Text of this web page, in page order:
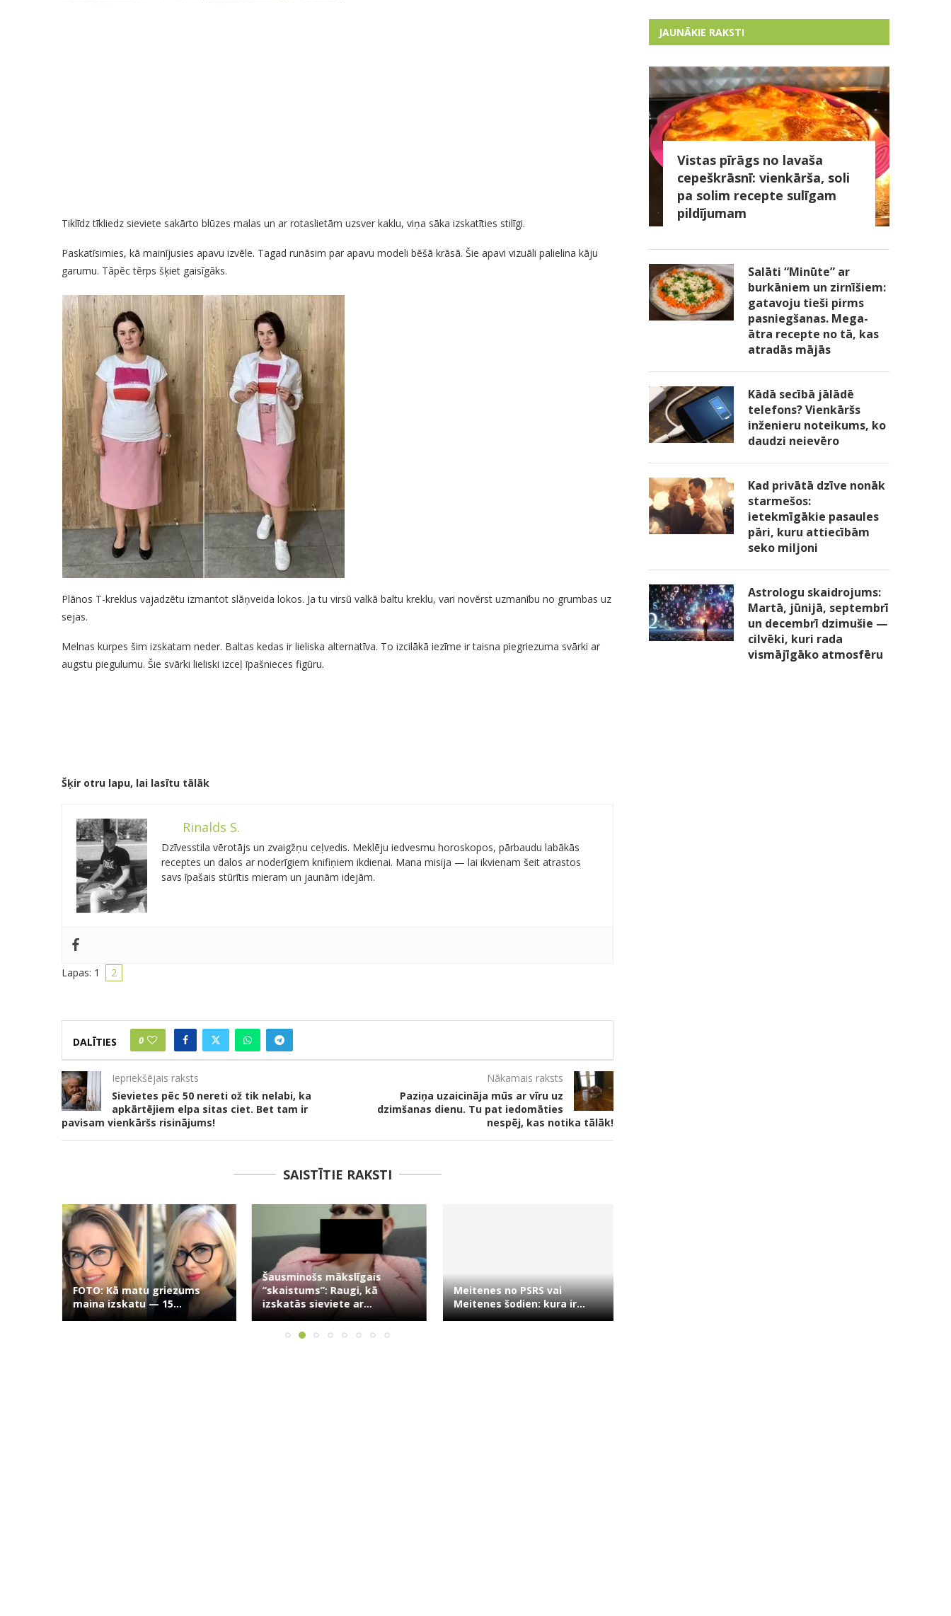
Tiklīdz tīkliedz sieviete sakārto blūzes malas un ar rotaslietām uzsver kaklu, viņa sāka izskatīties stilīgi.
Paskatīsimies, kā mainījusies apavu izvēle. Tagad runāsim par apavu modeli bēšā krāsā. Šie apavi vizuāli palielina kāju
garumu. Tāpēc tērps šķiet gaisīgāks.
Plānos T-kreklus vajadzētu izmantot slāņveida lokos. Ja tu virsū valkā baltu kreklu, vari novērst uzmanību no grumbas uz
sejas.
Melnas kurpes šim izskatam neder. Baltas kedas ir lieliska alternatīva. To izcilākā iezīme ir taisna piegriezuma svārki ar
augstu piegulumu. Šie svārki lieliski izceļ īpašnieces figūru.
Šķir otru lapu, lai lasītu tālāk
Rinalds S.
Dzīvesstila vērotājs un zvaigžņu ceļvedis. Meklēju iedvesmu horoskopos, pārbaudu labākās
receptes un dalos ar noderīgiem knifiņiem ikdienai. Mana misija — lai ikvienam šeit atrastos
savs īpašais stūrītis mieram un jaunām idejām.
Lapas: 1 2
DALĪTIES 0
Iepriekšējais raksts
Sievietes pēc 50 nereti ož tik nelabi, ka
apkārtējiem elpa sitas ciet. Bet tam ir
pavisam vienkāršs risinājums!
Nākamais raksts
Paziņa uzaicināja mūs ar vīru uz
dzimšanas dienu. Tu pat iedomāties
nespēj, kas notika tālāk!
SAISTĪTIE RAKSTI
FOTO: Kā matu griezums
maina izskatu — 15...
Šausminošs mākslīgais
“skaistums”: Raugi, kā
izskatās sieviete ar...
Meitenes no PSRS vai
Meitenes šodien: kura ir...
JAUNĀKIE RAKSTI
Vistas pīrāgs no lavaša
cepeškrāsnī: vienkārša, soli
pa solim recepte sulīgam
pildījumam
Salāti “Minūte” ar
burkāniem un zirnīšiem:
gatavoju tieši pirms
pasniegšanas. Mega-
ātra recepte no tā, kas
atradās mājās
Kādā secībā jālādē
telefons? Vienkāršs
inženieru noteikums, ko
daudzi neievēro
Kad privātā dzīve nonāk
starmešos:
ietekmīgākie pasaules
pāri, kuru attiecībām
seko miljoni
Astrologu skaidrojums:
Martā, jūnijā, septembrī
un decembrī dzimušie —
cilvēki, kuri rada
vismājīgāko atmosfēru